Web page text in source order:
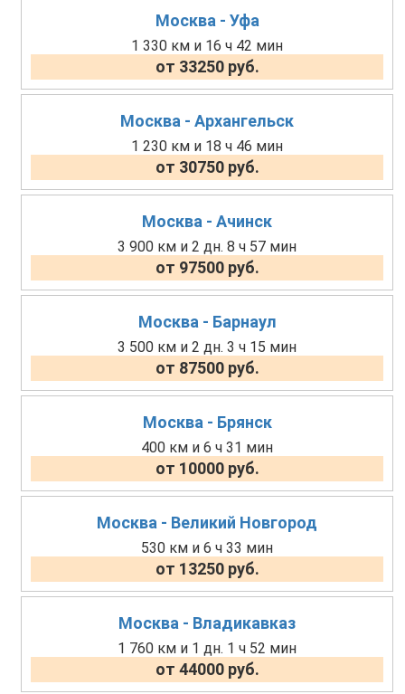
Москва - Уфа
1 330 км и 16 ч 42 мин
от 33250 руб.
Москва - Архангельск
1 230 км и 18 ч 46 мин
от 30750 руб.
Москва - Ачинск
3 900 км и 2 дн. 8 ч 57 мин
от 97500 руб.
Москва - Барнаул
3 500 км и 2 дн. 3 ч 15 мин
от 87500 руб.
Москва - Брянск
400 км и 6 ч 31 мин
от 10000 руб.
Москва - Великий Новгород
530 км и 6 ч 33 мин
от 13250 руб.
Москва - Владикавказ
1 760 км и 1 дн. 1 ч 52 мин
от 44000 руб.